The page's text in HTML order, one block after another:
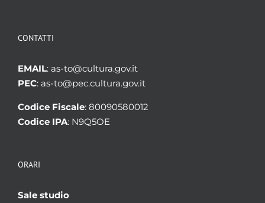
CONTATTI
EMAIL: as-to@cultura.gov.it
PEC: as-to@pec.cultura.gov.it
Codice Fiscale: 80090580012
Codice IPA: N9Q5OE
ORARI
Sale studio